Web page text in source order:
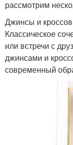
рассмотрим
Джинсы и
Классическое
или встречи с
джинсами и
современный